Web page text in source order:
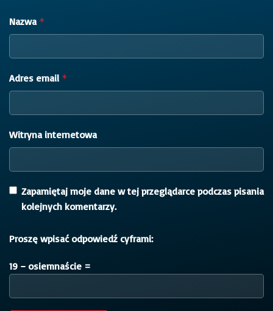
Nazwa *
Adres email *
Witryna internetowa
Zapamiętaj moje dane w tej przeglądarce podczas pisania
kolejnych komentarzy.
Proszę wpisać odpowiedź cyframi:
19 − osiemnaście =